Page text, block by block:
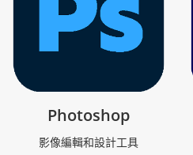
Photoshop
影像編輯和設計工具